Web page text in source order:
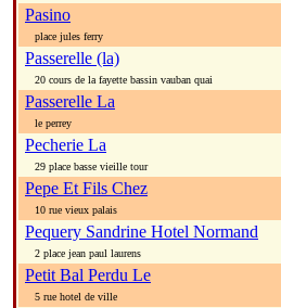
Pasino
place jules ferry
Passerelle (la)
20 cours de la fayette bassin vauban quai
Passerelle La
le perrey
Pecherie La
29 place basse vieille tour
Pepe Et Fils Chez
10 rue vieux palais
Pequery Sandrine Hotel Normand
2 place jean paul laurens
Petit Bal Perdu Le
5 rue hotel de ville